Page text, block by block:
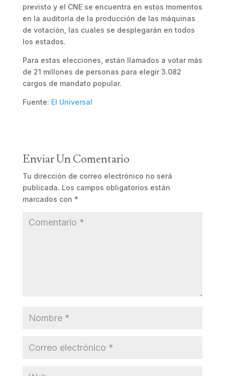
previsto y el CNE se encuentra en estos momentos
en la auditoría de la producción de las máquinas
de votación, las cuales se desplegarán en todos
los estados.
Para estas elecciones, están llamados a votar más
de 21 millones de personas para elegir 3.082
cargos de mandato popular.
Fuente: El Universal
Enviar Un Comentario
Tu dirección de correo electrónico no será
publicada. Los campos obligatorios están
marcados con *